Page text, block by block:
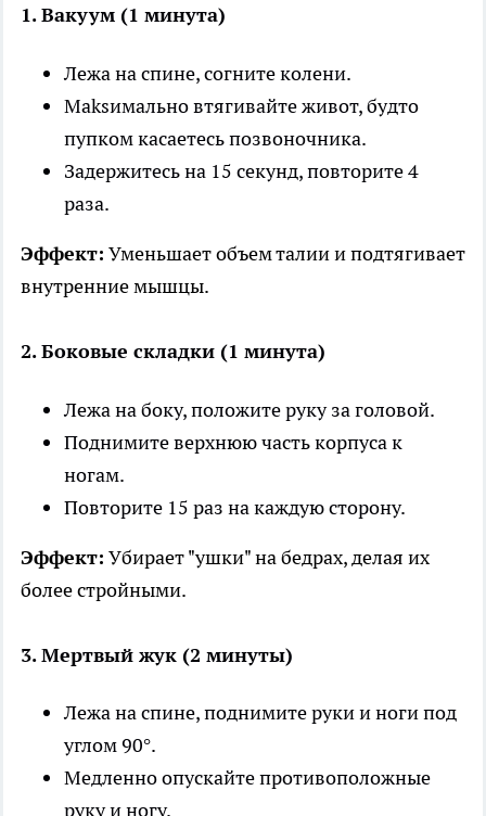
1. Вакуум (1 минута)
Лежа на спине, согните колени.
Мaksимально втягивайте живот, будто
пупком касаетесь позвоночника.
Задержитесь на 15 секунд, повторите 4
раза.
Эффект: Уменьшает объем талии и подтягивает
внутренние мышцы.
2. Боковые складки (1 минута)
Лежа на боку, положите руку за головой.
Поднимите верхнюю часть корпуса к
ногам.
Повторите 15 раз на каждую сторону.
Эффект: Убирает "ушки" на бедрах, делая их
более стройными.
3. Мертвый жук (2 минуты)
Лежа на спине, поднимите руки и ноги под
углом 90°.
Медленно опускайте противоположные
руку и ногу.